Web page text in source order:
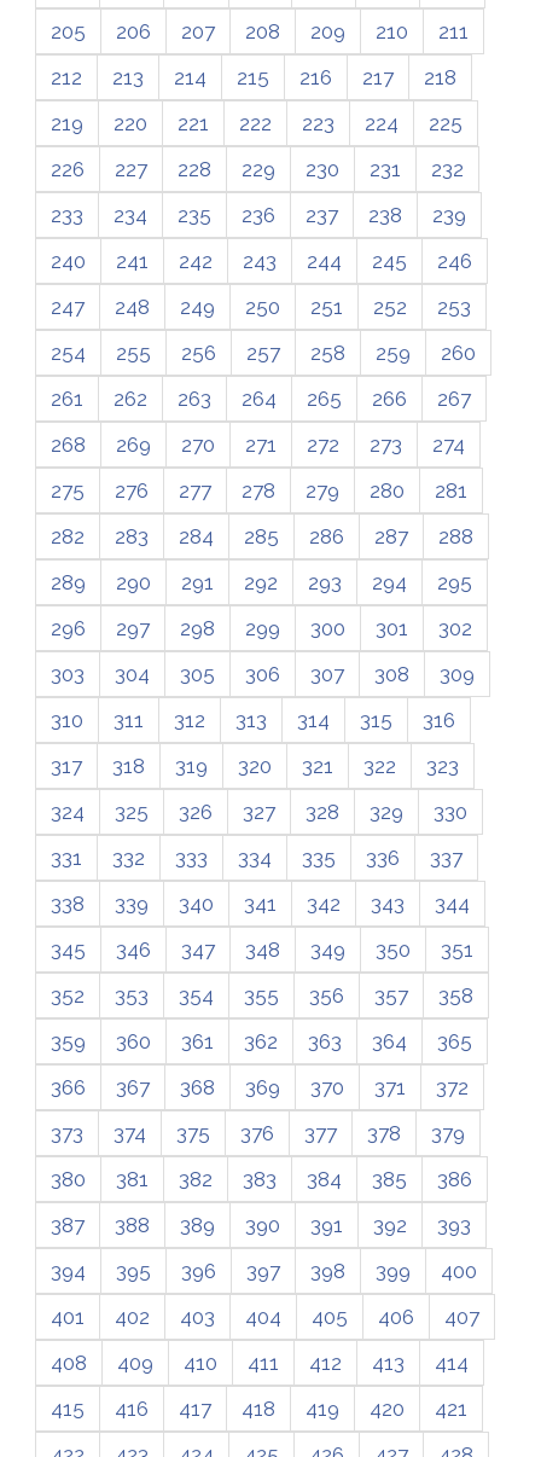
205
206 207 208 209 210
211
212
213 214 215 216 217
218
219
220 221 222 223 224
225
226
227 228 229 230 231
232
233
234 235 236 237 238
239
240
241 242 243 244 245
246
247
248 249 250 251 252
253
254
255 256 257 258 259
260
261
262 263 264 265 266
267
268
269 270 271 272 273
274
275
276 277 278 279 280
281
282
283 284 285 286 287
288
289
290 291 292 293 294
295
296
297 298 299 300 301
302
303
304 305 306 307 308
309
310
311 312 313 314 315
316
317
318 319 320 321 322
323
324
325 326 327 328 329
330
331
332 333 334 335 336
337
338
339 340 341 342 343
344
345
346 347 348 349 350
351
352
353 354 355 356 357
358
359
360 361 362 363 364
365
366
367 368 369 370 371
372
373
374 375 376 377 378
379
380
381 382 383 384 385
386
387
388 389 390 391 392
393
394
395 396 397 398 399
400
401
402 403 404 405 406
407
408
409 410 411 412 413
414
415
416 417 418 419 420
421